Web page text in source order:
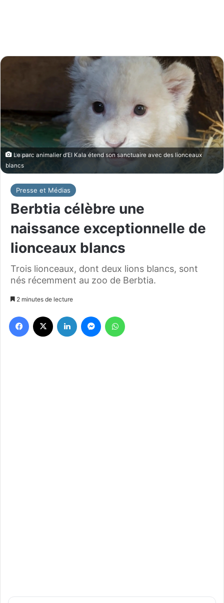
Le parc animalier d’El Kala étend son sanctuaire avec des lionceaux
blancs
Presse et Médias
Berbtia célèbre une
naissance exceptionnelle de
lionceaux blancs
Trois lionceaux, dont deux lions blancs, sont
nés récemment au zoo de Berbtia.
2 minutes de lecture